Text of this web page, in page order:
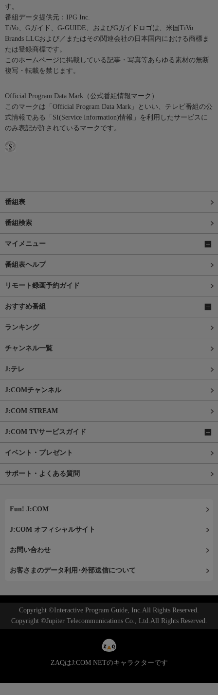
す。
番組データ提供元：IPG Inc.
TiVo、Gガイド、G-GUIDE、およびGガイドロゴは、米国TiVo
Brands LLCおよび／またはその関連会社の日本国内における商標ま
たは登録商標です。
このホームページに掲載している記事・写真等あらゆる素材の無断
複写・転載を禁じます。
Official Program Data Mark（公式番組情報マーク）
このマークは「Official Program Data Mark」といい、テレビ番組の公
式情報である「SI(Service Information)情報」を利用したサービスに
のみ表記が許されているマークです。
番組表
番組検索
マイメニュー
番組表ヘルプ
リモート録画予約ガイド
おすすめ番組
ランキング
チャンネル一覧
J:テレ
J:COMチャンネル
J:COM STREAM
J:COM TVサービスガイド
イベント・プレゼント
サポート・よくある質問
Fun! J:COM
J:COM オフィシャルサイト
お問い合わせ
お客さまのデータ利用･外部送信について
Copyright ©Interactive Program Guide, Inc.All Rights Reserved.
Copyright ©Jupiter Telecommunications Co., Ltd.All Rights Reserved.
ZAQはJ:COM NETのキャラクターです